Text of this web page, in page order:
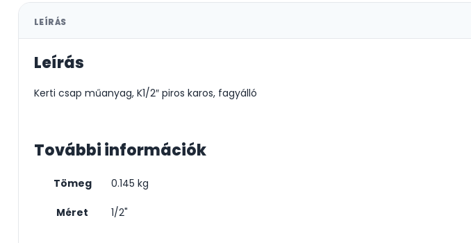
LEÍRÁS
Leírás
Kerti csap műanyag, K1/2″ piros karos, fagyálló
További információk
Tömeg 0.145 kg
Méret 1/2"